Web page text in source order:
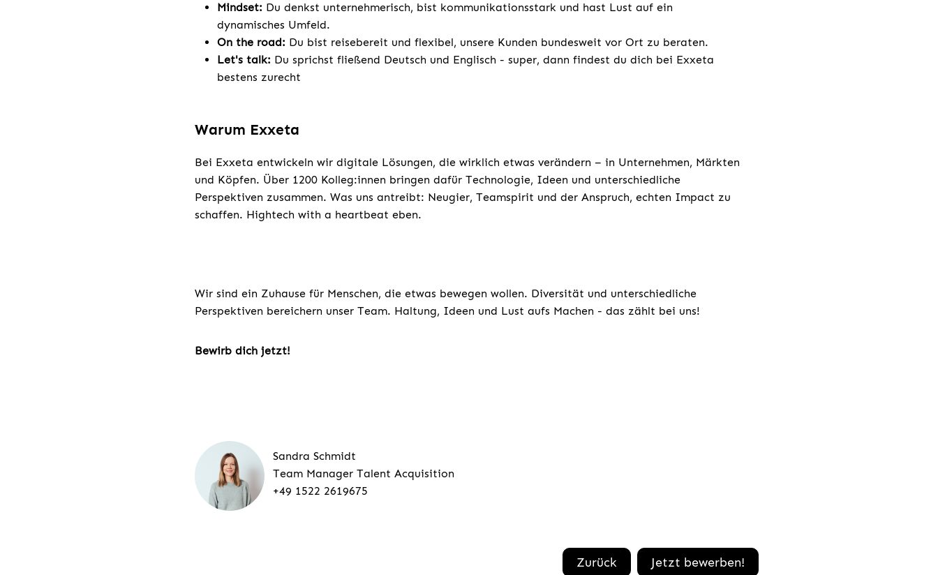
Mindset: Du denkst unternehmerisch, bist kommunikationsstark und hast Lust auf ein
dynamisches Umfeld.
On the road: Du bist reisebereit und flexibel, unsere Kunden bundesweit vor Ort zu beraten.
Let's talk: Du sprichst fließend Deutsch und Englisch - super, dann findest du dich bei Exxeta
bestens zurecht
Warum Exxeta
Bei Exxeta entwickeln wir digitale Lösungen, die wirklich etwas verändern – in Unternehmen, Märkten
und Köpfen. Über 1200 Kolleg:innen bringen dafür Technologie, Ideen und unterschiedliche
Perspektiven zusammen. Was uns antreibt: Neugier, Teamspirit und der Anspruch, echten Impact zu
schaffen. Hightech with a heartbeat eben.
Wir sind ein Zuhause für Menschen, die etwas bewegen wollen. Diversität und unterschiedliche
Perspektiven bereichern unser Team. Haltung, Ideen und Lust aufs Machen - das zählt bei uns!
Bewirb dich jetzt!
Sandra Schmidt
Team Manager Talent Acquisition
+49 1522 2619675
Zurück Jetzt bewerben!